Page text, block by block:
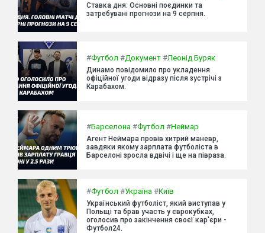
Ставка дня: Основні поєдинки та
затребувані прогнози на 9 серпня.
#Футбол #Документ #Леонід Буряк
Динамо повідомило про укладення
офіційної угоди відразу після зустрічі з
Карабахом.
#Барселона #Футбол #Неймар
Агент Неймара провів хитрий маневр,
завдяки якому зарплата футболіста в
Барселоні зросла вдвічі і ще на півраза.
#Футбол #Україна #Київ
Український футболіст, який виступав у
Польщі та брав участь у єврокубках,
оголосив про закінчення своєї кар'єри -
Футбол24.